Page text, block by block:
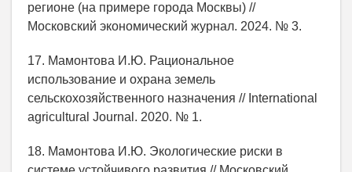
регионе (на примере города Москвы) //
Московский экономический журнал. 2024. № 3.
17. Мамонтова И.Ю. Рациональное
использование и охрана земель
сельскохозяйственного назначения // International
agricultural Journal. 2020. № 1.
18. Мамонтова И.Ю. Экологические риски в